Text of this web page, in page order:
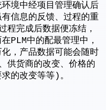
境中经项目管理确认后
信息的反馈、过程的重
程完成后数据便冻结，
PLM中的配最管理中，
，产品数据可能会随时
供货商的改变、价格的
的改变等等)。